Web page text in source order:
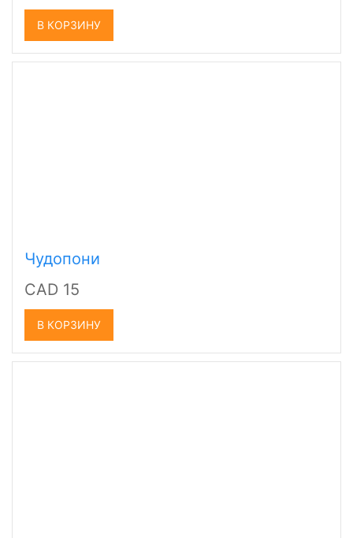
В КОРЗИНУ
Чудопони
CAD 15
В КОРЗИНУ